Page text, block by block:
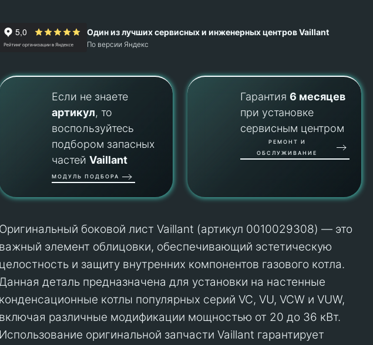
Один из лучших сервисных и инженерных центров Vaillant
По версии Яндекс
Если не знаете
артикул, то
воспользуйтесь
подбором запасных
частейVaillant
МОДУЛЬ ПОДБОРА
Гарантия6 месяцев
при установке
сервисным центром
РЕМОНТ И
ОБСЛУЖИВАНИЕ
Оригинальный боковой лист Vaillant (артикул 0010029308) — это
важный элемент облицовки, обеспечивающий эстетическую
целостность и защиту внутренних компонентов газового котла.
деталь предназначена для установки на настенные
конденсационные котлы популярных серий VC, VU, VCW и VUW,
включая различные модификации мощностью от 20 до 36 кВт.
Использование оригинальной запчасти Vaillant гарантирует